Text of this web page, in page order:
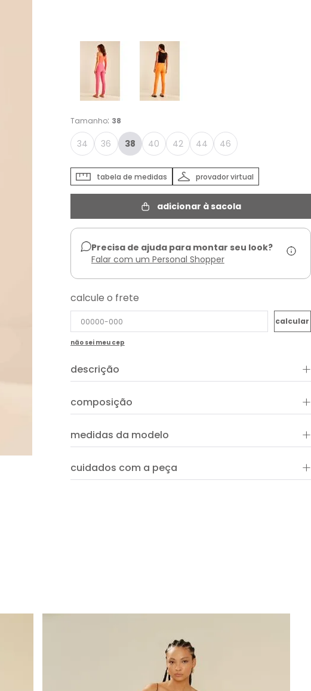
Tamanho: 38
34 36 38 40 42 44 46
provador virtual
tabela de medidas
adicionar à sacola
Precisa de ajuda para montar seu look?
Falar com um Personal Shopper
calcule o frete
não sei meu cep
descrição +
composição +
medidas da modelo +
cuidados com a peça +